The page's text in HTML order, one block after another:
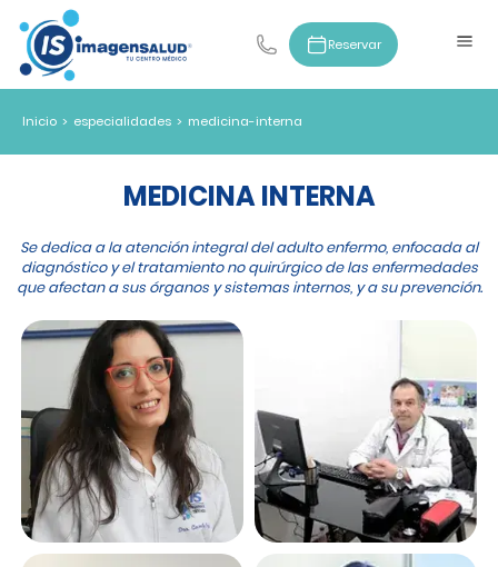
Reservar
Inicio > especialidades > medicina-interna
MEDICINA INTERNA
Se dedica a la atención integral del adulto enfermo, enfocada al
diagnóstico y el tratamiento no quirúrgico de las enfermedades
que afectan a sus órganos y sistemas internos, y a su prevención.